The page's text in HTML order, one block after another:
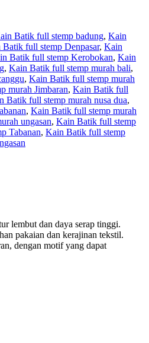
Batik full stemp badung, Kain
full stemp Denpasar, Kain
Batik full stemp Kerobokan, Kain
, Kain Batik full stemp murah bali,
, Kain Batik full stemp murah
murah Jimbaran, Kain Batik full
Batik full stemp murah nusa dua,
, Kain Batik full stemp murah
ungasan, Kain Batik full stemp
Tabanan, Kain Batik full stemp
lembut dan daya serap tinggi.
pakaian dan kerajinan tekstil.
dengan motif yang dapat